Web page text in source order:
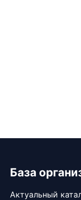
База
Актуальный